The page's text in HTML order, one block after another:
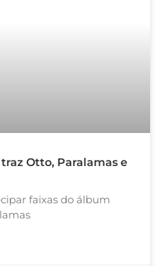
Otto, Paralamas e
faixas do álbum